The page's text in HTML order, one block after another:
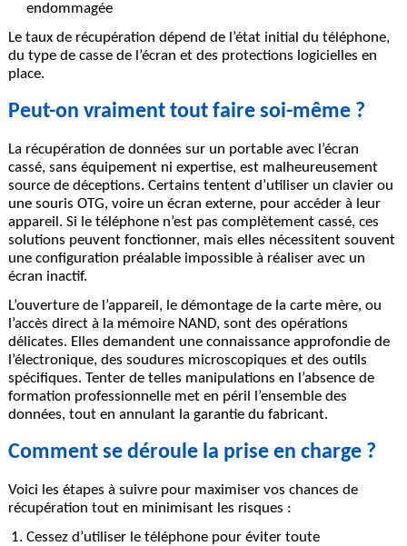
endommagée
Le taux de récupération dépend de l’état initial du téléphone,
du type de casse de l’écran et des protections logicielles en
place.
Peut-on vraiment tout faire soi-même ?
La récupération de données sur un portable avec l’écran
cassé, sans équipement ni expertise, est malheureusement
source de déceptions. Certains tentent d’utiliser un clavier ou
une souris OTG, voire un écran externe, pour accéder à leur
appareil. Si le téléphone n’est pas complètement cassé, ces
solutions peuvent fonctionner, mais elles nécessitent souvent
une configuration préalable impossible à réaliser avec un
écran inactif.
L’ouverture de l’appareil, le démontage de la carte mère, ou
l’accès direct à la mémoire NAND, sont des opérations
délicates. Elles demandent une connaissance approfondie de
l’électronique, des soudures microscopiques et des outils
spécifiques. Tenter de telles manipulations en l’absence de
formation professionnelle met en péril l’ensemble des
données, tout en annulant la garantie du fabricant.
Comment se déroule la prise en charge ?
Voici les étapes à suivre pour maximiser vos chances de
récupération tout en minimisant les risques :
Cessez d’utiliser le téléphone pour éviter toute